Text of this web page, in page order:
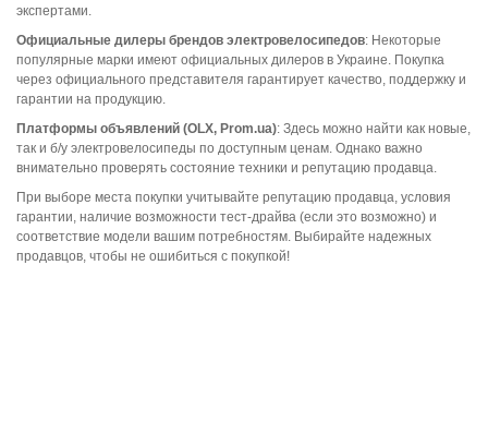
экспертами.
Официальные дилеры брендов электровелосипедов: Некоторые
популярные марки имеют официальных дилеров в Украине. Покупка
через официального представителя гарантирует качество, поддержку и
гарантии на продукцию.
Платформы объявлений (OLX, Prom.ua): Здесь можно найти как новые,
так и б/у электровелосипеды по доступным ценам. Однако важно
внимательно проверять состояние техники и репутацию продавца.
При выборе места покупки учитывайте репутацию продавца, условия
гарантии, наличие возможности тест-драйва (если это возможно) и
соответствие модели вашим потребностям. Выбирайте надежных
продавцов, чтобы не ошибиться с покупкой!